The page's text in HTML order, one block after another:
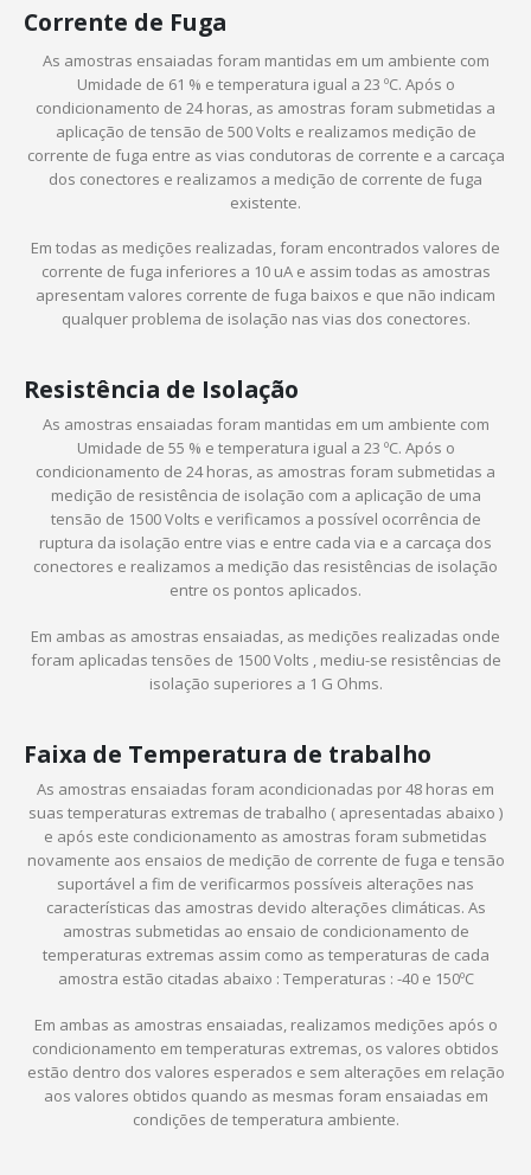
Corrente de Fuga
As amostras ensaiadas foram mantidas em um ambiente com
Umidade de 61 % e temperatura igual a 23 ºC. Após o
condicionamento de 24 horas, as amostras foram submetidas a
aplicação de tensão de 500 Volts e realizamos medição de
corrente de fuga entre as vias condutoras de corrente e a carcaça
dos conectores e realizamos a medição de corrente de fuga
existente.
Em todas as medições realizadas, foram encontrados valores de
corrente de fuga inferiores a 10 uA e assim todas as amostras
apresentam valores corrente de fuga baixos e que não indicam
qualquer problema de isolação nas vias dos conectores.
Resistência de Isolação
As amostras ensaiadas foram mantidas em um ambiente com
Umidade de 55 % e temperatura igual a 23 ºC. Após o
condicionamento de 24 horas, as amostras foram submetidas a
medição de resistência de isolação com a aplicação de uma
tensão de 1500 Volts e verificamos a possível ocorrência de
ruptura da isolação entre vias e entre cada via e a carcaça dos
conectores e realizamos a medição das resistências de isolação
entre os pontos aplicados.
Em ambas as amostras ensaiadas, as medições realizadas onde
foram aplicadas tensões de 1500 Volts , mediu-se resistências de
isolação superiores a 1 G Ohms.
Faixa de Temperatura de trabalho
As amostras ensaiadas foram acondicionadas por 48 horas em
suas temperaturas extremas de trabalho ( apresentadas abaixo )
e após este condicionamento as amostras foram submetidas
novamente aos ensaios de medição de corrente de fuga e tensão
suportável a fim de verificarmos possíveis alterações nas
características das amostras devido alterações climáticas. As
amostras submetidas ao ensaio de condicionamento de
temperaturas extremas assim como as temperaturas de cada
amostra estão citadas abaixo : Temperaturas : -40 e 150ºC
Em ambas as amostras ensaiadas, realizamos medições após o
condicionamento em temperaturas extremas, os valores obtidos
estão dentro dos valores esperados e sem alterações em relação
aos valores obtidos quando as mesmas foram ensaiadas em
condições de temperatura ambiente.